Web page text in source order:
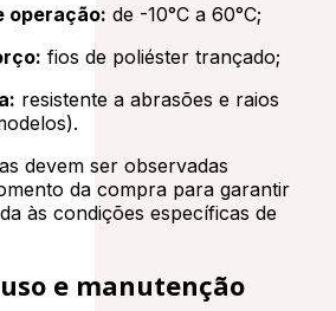
operação: de -10°C a 60°C;
fios de poliéster trançado;
resistente a abrasões e raios
devem ser observadas
da compra para garantir
às condições específicas de
e manutenção